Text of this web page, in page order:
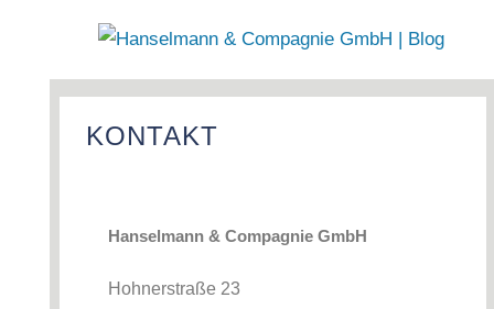
Compagnie
Blog
KONTAKT
Hanselmann & Compagnie GmbH
Hohnerstraße 23